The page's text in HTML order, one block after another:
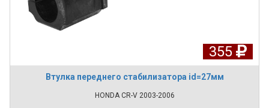
355
Втулка переднего стабилизатора id=27мм
HONDA CR-V 2003-2006